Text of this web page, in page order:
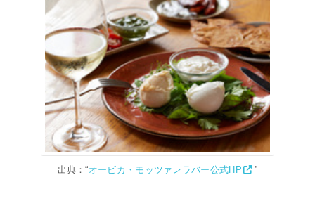
出典：“オービカ・モッツァレラバー公式HP ”